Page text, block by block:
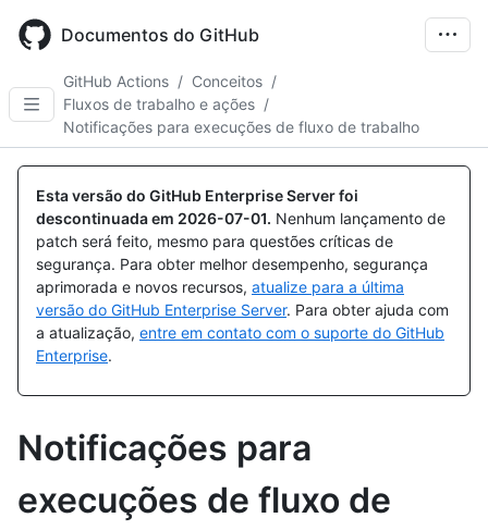
main
Documentos do GitHub
GitHub Actions / Conceitos /
Fluxos de trabalho e ações /
Notificações para execuções de fluxo de trabalho
Esta versão do GitHub Enterprise Server foi
descontinuada em 2026-07-01. Nenhum lançamento de
patch será feito, mesmo para questões críticas de
segurança. Para obter melhor desempenho, segurança
aprimorada e novos recursos, atualize para a última
versão do GitHub Enterprise Server. Para obter ajuda com
a atualização, entre em contato com o suporte do GitHub
Enterprise.
Notificações para
execuções de fluxo de